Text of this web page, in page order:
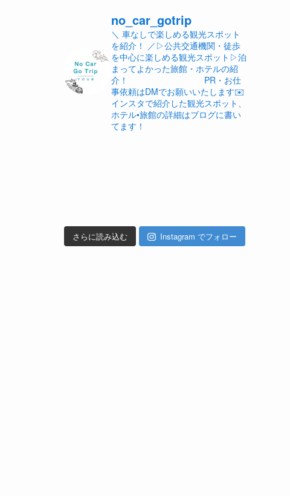
no_car_gotrip
＼ 車なしで楽しめる観光スポット
を紹介！ ／ ▷公共交通機関・徒歩
を中心に楽しめる観光スポット ▷泊
まってよかった旅館・ホテルの紹
介！
PR・お仕
事依頼はDMでお願いいたします✉️
インスタで紹介した観光スポット、
ホテル•旅館の詳細はブログに書い
てます！
さらに読み込む Instagram でフォロー